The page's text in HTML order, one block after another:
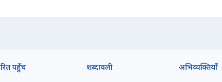
पहुँच शब्दावली अभिव्यक्तियाँ